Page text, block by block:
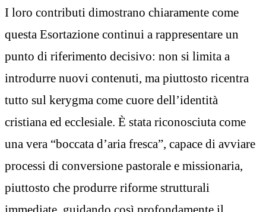
I loro contributi dimostrano chiaramente come
questa Esortazione continui a rappresentare un
punto di riferimento decisivo: non si limita a
introdurre nuovi contenuti, ma piuttosto ricentra
tutto sul kerygma come cuore dell’identità
cristiana ed ecclesiale. È stata riconosciuta come
una vera “boccata d’aria fresca”, capace di avviare
processi di conversione pastorale e missionaria,
piuttosto che produrre riforme strutturali